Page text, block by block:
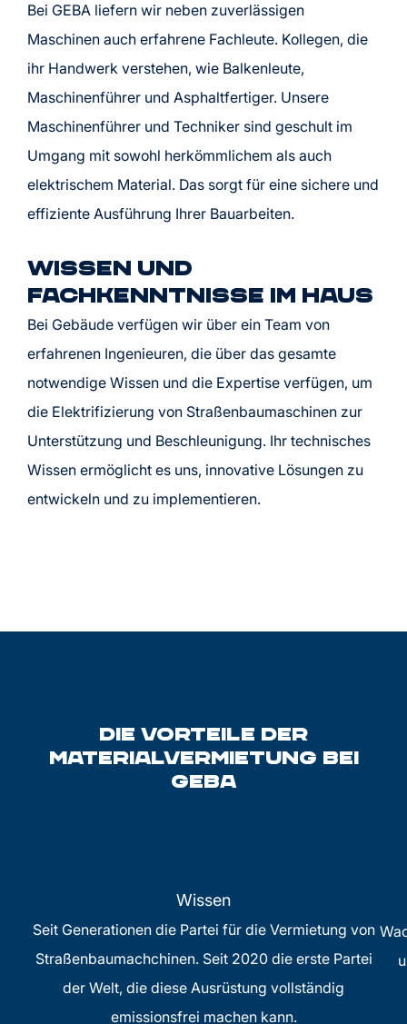
Bei GEBA liefern wir neben zuverlässigen
Maschinen auch erfahrene Fachleute. Kollegen, die
ihr Handwerk verstehen, wie Balkenleute,
Maschinenführer und Asphaltfertiger. Unsere
Maschinenführer und Techniker sind geschult im
Umgang mit sowohl herkömmlichem als auch
elektrischem Material. Das sorgt für eine sichere und
effiziente Ausführung Ihrer Bauarbeiten.
Wissen und
Fachkenntnisse im Haus
Bei Gebäude verfügen wir über ein Team von
erfahrenen Ingenieuren, die über das gesamte
notwendige Wissen und die Expertise verfügen, um
die Elektrifizierung von Straßenbaumaschinen zur
Unterstützung und Beschleunigung. Ihr technisches
Wissen ermöglicht es uns, innovative Lösungen zu
entwickeln und zu implementieren.
Die Vorteile der
Materialvermietung bei
GEBA
Wissen
Seit Generationen die Partei für die Vermietung von
Straßenbaumachchinen. Seit 2020 die erste Partei
der Welt, die diese Ausrüstung vollständig
emissionsfrei machen kann.